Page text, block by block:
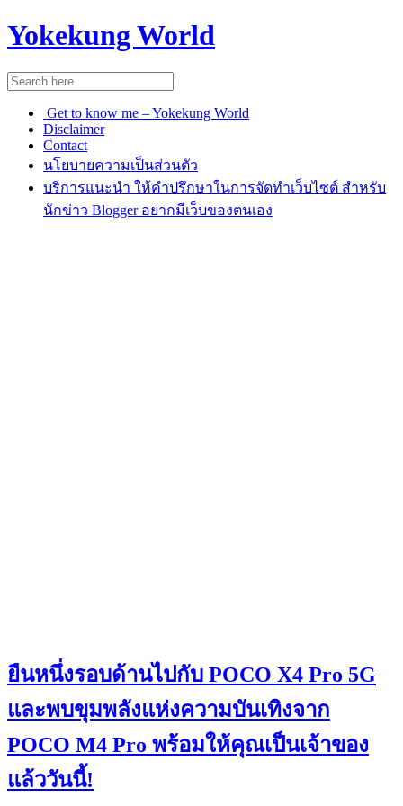
Yokekung World
Get to know me – Yokekung World
Disclaimer
Contact
นโยบายความเป็นส่วนตัว
บริการแนะนำ ให้คำปรึกษาในการจัดทำเว็บไซต์ สำหรับ
นักข่าว Blogger อยากมีเว็บของตนเอง
ยืนหนึ่งรอบด้านไปกับ POCO X4 Pro 5G
และพบขุมพลังแห่งความบันเทิงจาก
POCO M4 Pro พร้อมให้คุณเป็นเจ้าของ
แล้ววันนี้!